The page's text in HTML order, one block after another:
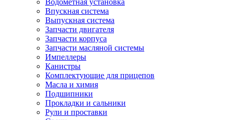
Впускная система
Выпускная система
Запчасти двигателя
Запчасти корпуса
Запчасти масляной системы
Импеллеры
Канистры
Комплектующие для прицепов
Масла и химия
Подшипники
Прокладки и сальники
Рули и проставки